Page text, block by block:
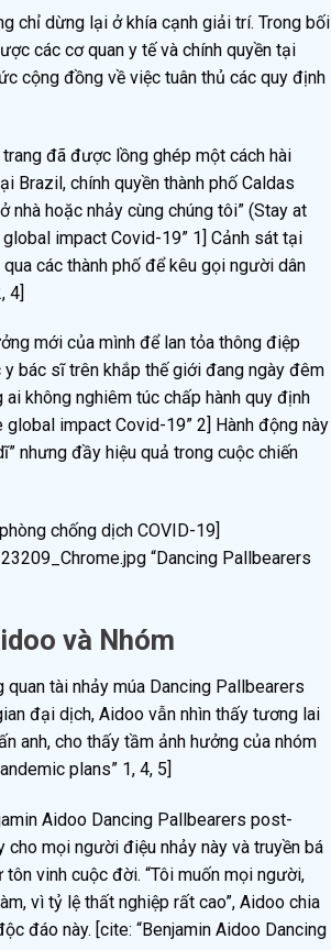
chỉ dừng lại ở khía cạnh giải trí. Trong bối
các cơ quan y tế và chính quyền tại
cộng đồng về việc tuân thủ các quy định
đã được lồng ghép một cách hài
Brazil, chính quyền thành phố Caldas
nhà hoặc nhảy cùng chúng tôi” (Stay at
impact Covid-19” 1] Cảnh sát tại
các thành phố để kêu gọi người dân
4]
mới của mình để lan tỏa thông điệp
bác sĩ trên khắp thế giới đang ngày đêm
không nghiêm túc chấp hành quy định
global impact Covid-19” 2] Hành động này
nhưng đầy hiệu quả trong cuộc chiến
chống dịch COVID-19]
“Dancing Pallbearers
và Nhóm
tài nhảy múa Dancing Pallbearers
đại dịch, Aidoo vẫn nhìn thấy tương lai
anh, cho thấy tầm ảnh hưởng của nhóm
plans” 1, 4, 5]
Aidoo Dancing Pallbearers post-
cho mọi người điệu nhảy này và truyền bá
vinh cuộc đời. “Tôi muốn mọi người,
vì tỷ lệ thất nghiệp rất cao”, Aidoo chia
đáo này. [cite: “Benjamin Aidoo Dancing